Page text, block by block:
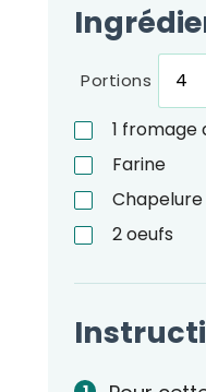
Portions
1 fromage
Farine
Chapelure
2oeufs